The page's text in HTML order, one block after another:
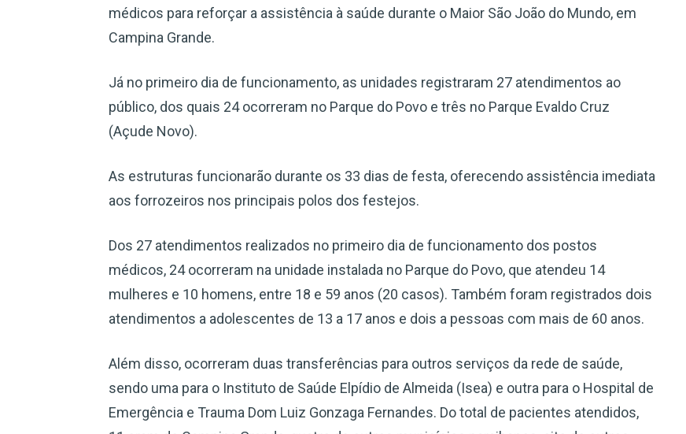
médicos para reforçar a assistência à saúde durante o Maior São João do Mundo, em
Campina Grande.
Já no primeiro dia de funcionamento, as unidades registraram 27 atendimentos ao
público, dos quais 24 ocorreram no Parque do Povo e três no Parque Evaldo Cruz
(Açude Novo).
As estruturas funcionarão durante os 33 dias de festa, oferecendo assistência imediata
aos forrozeiros nos principais polos dos festejos.
Dos 27 atendimentos realizados no primeiro dia de funcionamento dos postos
médicos, 24 ocorreram na unidade instalada no Parque do Povo, que atendeu 14
mulheres e 10 homens, entre 18 e 59 anos (20 casos). Também foram registrados dois
atendimentos a adolescentes de 13 a 17 anos e dois a pessoas com mais de 60 anos.
Além disso, ocorreram duas transferências para outros serviços da rede de saúde,
sendo uma para o Instituto de Saúde Elpídio de Almeida (Isea) e outra para o Hospital de
Emergência e Trauma Dom Luiz Gonzaga Fernandes. Do total de pacientes atendidos,